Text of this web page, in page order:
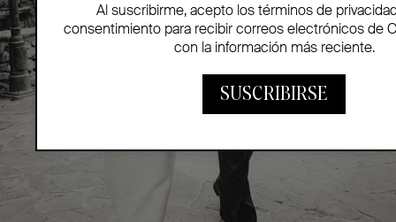
Al suscribirme, acepto los términos de
consentimiento para recibir correos electrónicos de
con la información más reciente.
SUSCRIBIRSE